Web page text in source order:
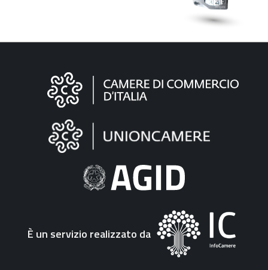
Informazioni
"Fattura
Elettronica"
È un servizio realizzato da